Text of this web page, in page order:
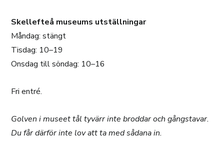
Skellefteå museums utställningar
Måndag: stängt
Tisdag: 10–19
Onsdag till söndag: 10–16
Fri entré.
Golven i museet tål tyvärr inte broddar och gångstavar.
Du får därför inte lov att ta med sådana in.